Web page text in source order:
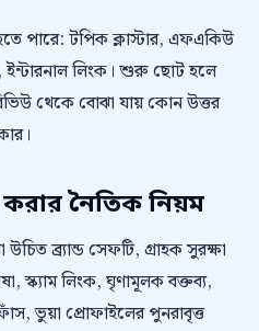
পারে: টপিক ক্লাস্টার, এফএকিউ
ইন্টারনাল লিংক। শুরু ছোট হলে
থেকে বোঝা যায় কোন উত্তর
নৈতিক নিয়ম
ব্র্যান্ড সেফটি, গ্রাহক সুরক্ষা
স্ক্যাম লিংক, ঘৃণামূলক বক্তব্য,
ভুয়া প্রোফাইলের পুনরাবৃত্ত